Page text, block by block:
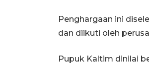
Penghargaan ini
dan diikuti oleh
Pupuk Kaltim dinilai